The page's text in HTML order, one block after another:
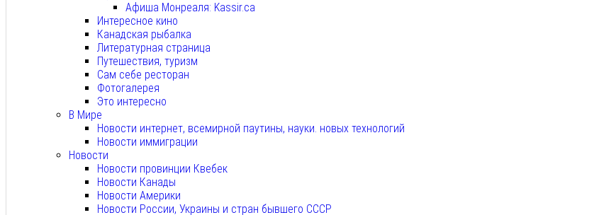
Афиша Монреаля: Kassir.ca
Интересное кино
Канадская рыбалка
Литературная страница
Путешествия, туризм
Сам себе ресторан
Фотогалерея
Это интересно
В Мире
Новости интернет, всемирной паутины, науки. новых технологий
Новости иммиграции
Новости
Новости провинции Квебек
Новости Канады
Новости Америки
Новости России, Украины и стран бывшего СССР